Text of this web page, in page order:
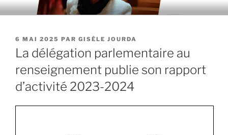
Aller
au
principal
PUBLIÉ
LE
6 MAI 2025 PAR GISÈLE JOURDA
La délégation parlementaire au
renseignement publie son rapport
d’activité 2023-2024